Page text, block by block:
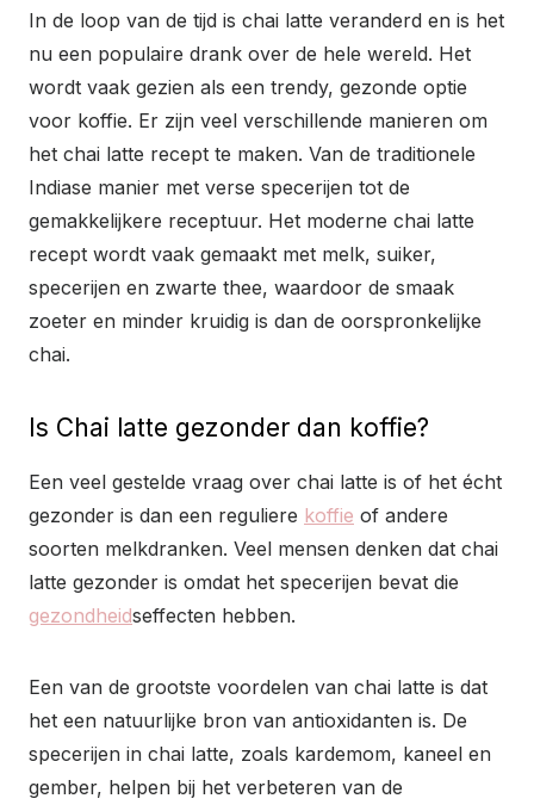
In de loop van de tijd is chai latte veranderd en is het
nu een populaire drank over de hele wereld. Het
wordt vaak gezien als een trendy, gezonde optie
voor koffie. Er zijn veel verschillende manieren om
het chai latte recept te maken. Van de traditionele
Indiase manier met verse specerijen tot de
gemakkelijkere receptuur. Het moderne chai latte
recept wordt vaak gemaakt met melk, suiker,
specerijen en zwarte thee, waardoor de smaak
zoeter en minder kruidig is dan de oorspronkelijke
chai.
Is Chai latte gezonder dan koffie?
Een veel gestelde vraag over chai latte is of het écht
gezonder is dan een reguliere koffie of andere
soorten melkdranken. Veel mensen denken dat chai
latte gezonder is omdat het specerijen bevat die
gezondheidseffecten hebben.
Een van de grootste voordelen van chai latte is dat
het een natuurlijke bron van antioxidanten is. De
specerijen in chai latte, zoals kardemom, kaneel en
gember, helpen bij het verbeteren van de